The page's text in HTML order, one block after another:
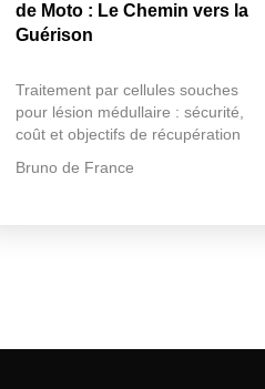
de Moto : Le Chemin vers la
Guérison
Traitement par cellules souches
pour lésion médullaire : sécurité,
coût et objectifs de récupération
Bruno de France